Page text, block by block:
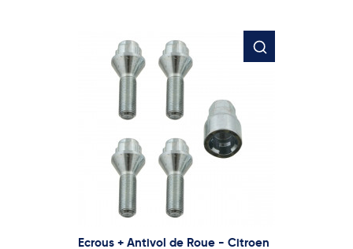
Ecrous + Antivol de Roue - Citroen